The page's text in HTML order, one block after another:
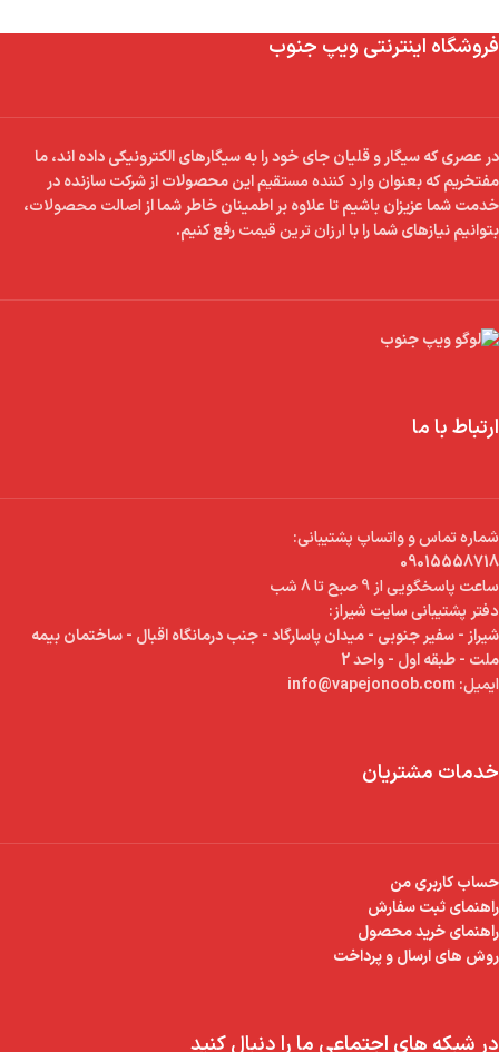
فروشگاه اینترنتی ویپ جنوب
در عصری که سیگار و قلیان جای خود را به سیگارهای الکترونیکی داده اند، ما
مفتخریم که بعنوانوارد کننده مستقیماین محصولات از شرکت سازنده در
خدمت شما عزیزان باشیم تا علاوه بر اطمینان خاطر شما ازاصالت محصولات،
بتوانیم نیازهای شما را باارزان ترین قیمترفع کنیم.
ارتباط با ما
شماره تماس و واتساپ پشتیبانی:
09015558718
ساعت پاسخگویی از 9 صبح تا 8 شب
دفتر پشتیبانی سایت شیراز:
شیراز - سفیر جنوبی - میدان پاسارگاد - جنب درمانگاه اقبال - ساختمان بیمه
ملت - طبقه اول - واحد 2
ایمیل:
خدمات مشتریان
حساب کاربری من
راهنمای ثبت سفارش
راهنمای خرید محصول
روش های ارسال و پرداخت
در شبکه های اجتماعی ما را دنبال کنید